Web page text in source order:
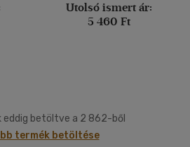
Utolsó ismert ár:
5 460 Ft
betöltve a 2 862-ből
termék betöltése